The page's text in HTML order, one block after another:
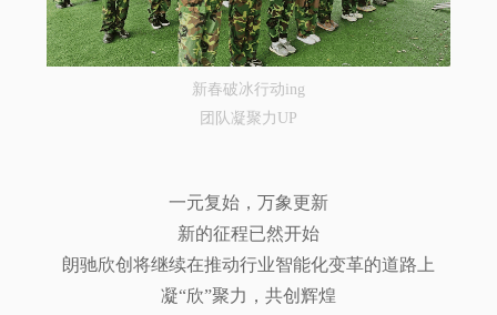
新春破冰行动ing
团队凝聚力UP
一元复始，万象更新
新的征程已然开始
朗驰欣创将继续在推动行业智能化变革的道路上
凝“欣”聚力，共创辉煌